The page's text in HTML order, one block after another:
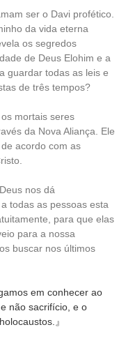
ser o Davi profético.
da vida eterna
os segredos
de Deus Elohim e a
guardar todas as leis e
de três tempos?
mortais seres
da Nova Aliança. Ele
acordo com as
nos dá
todas as pessoas esta
para que elas
para a nossa
buscar nos últimos
em conhecer ao
não sacrifício, e o
』